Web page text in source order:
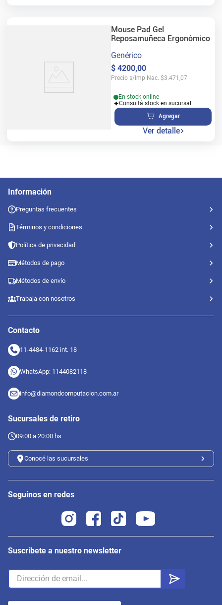
Mouse Pad Gel
Reposamuñeca Ergonómico
Genérico
$ 4200,00
Precio s/Imp Nac. $3.471,07
En stock online
Consultá stock en sucursal
Agregar
Ver detalle
Información
Preguntas frecuentes
Términos y condiciones
Política de privacidad
Métodos de pago
Métodos de envío
Trabaja con nosotros
Contacto
11-4484-1162 int. 18
WhatsApp: 1144082118
info@diamondcomputacion.com.ar
Sucursales de retiro
09:00 a 20:00 hs
Conocé las sucursales
Seguinos en redes
Suscribete a nuestro newsletter